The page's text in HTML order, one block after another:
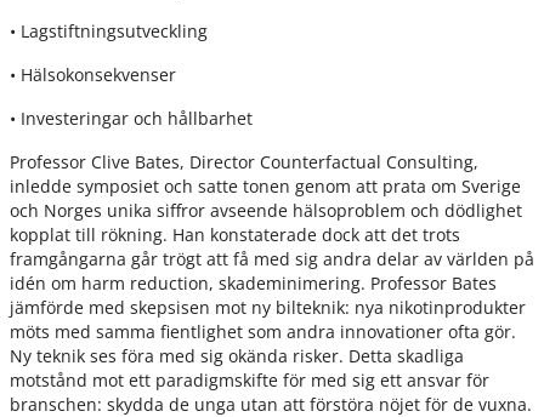
• Lagstiftningsutveckling
• Hälsokonsekvenser
• Investeringar och hållbarhet
Professor Clive Bates, Director Counterfactual Consulting,
inledde symposiet och satte tonen genom att prata om Sverige
och Norges unika siffror avseende hälsoproblem och dödlighet
kopplat till rökning. Han konstaterade dock att det trots
framgångarna går trögt att få med sig andra delar av världen på
idén om harm reduction, skademinimering. Professor Bates
jämförde med skepsisen mot ny bilteknik: nya nikotinprodukter
möts med samma fientlighet som andra innovationer ofta gör.
Ny teknik ses föra med sig okända risker. Detta skadliga
motstånd mot ett paradigmskifte för med sig ett ansvar för
branschen: skydda de unga utan att förstöra nöjet för de vuxna.